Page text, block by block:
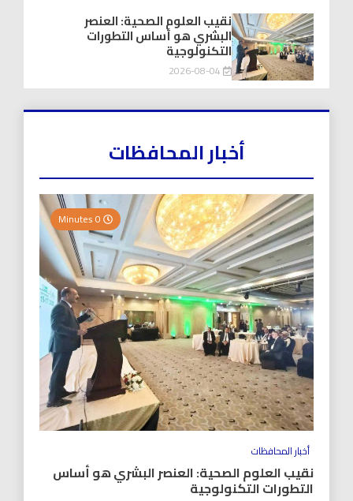
نقيب العلوم الصحية: العنصر
البشري هو أساس التطورات
التكنولوجية
2026-08-04
أخبار المحافظات
أخبار المحافظات
نقيب العلوم الصحية: العنصر البشري هو أساس
التطورات التكنولوجية